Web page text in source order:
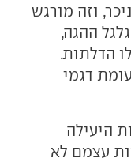
וזה מורגש
ההגה,
הדלתות.
דגמי
היעילה
עצמם לא